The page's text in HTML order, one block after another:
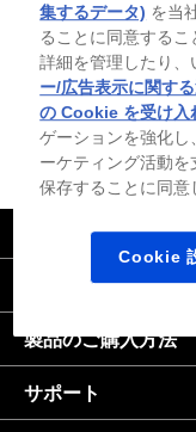
※ Windowsのすべてのエデ
るわけではありません。
ードウェア、ドライバー
入、あるいはBIOSのアッ
的にアップデートされ、
ントが必要になります。
加される場合があります
ださい。
｜United
会社情報
製品のご購入方法
サポート
集するデータ) を当
ることに同意する
詳細を管理したり、
ー/広告表示に関す
の Cookie を受け入
ゲーションを強化
ーケティング活動
保存することに同意
Cookie